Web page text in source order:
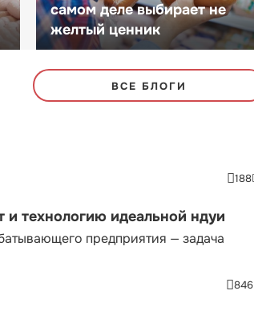
самом деле выбирает не
желтый ценник
ВСЕ БЛОГИ
188
технологию идеальной ндуи
предприятия — задача
846